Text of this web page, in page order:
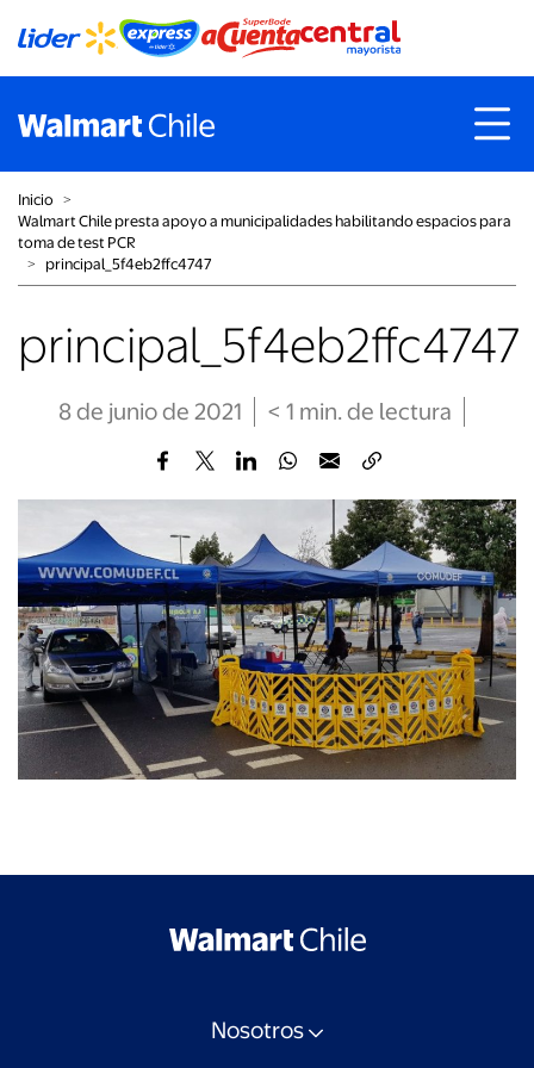
Inicio ˃
Walmart Chile presta apoyo a municipalidades habilitando espacios para
toma de test PCR
˃ principal_5f4eb2ffc4747
principal_5f4eb2ffc4747
8 de junio de 2021 < 1 min. de lectura
Nosotros